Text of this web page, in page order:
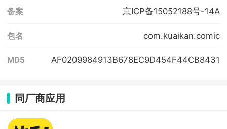
备案 京ICP备15052188号-14A
包名 com.kuaikan.comic
MD5 AF0209984913B678EC9D454F44CB8431
同厂商应用